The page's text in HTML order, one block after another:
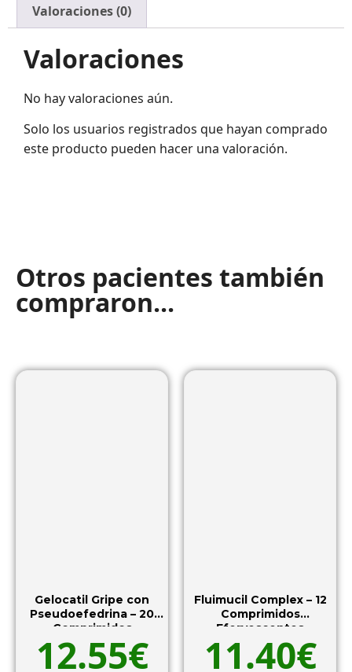
Valoraciones (0)
Valoraciones
No hay valoraciones aún.
Solo los usuarios registrados que hayan comprado
este producto pueden hacer una valoración.
Otros pacientes también
compraron...
Gelocatil Gripe con
Pseudoefedrina – 20
Comprimidos
12.55€
Fluimucil Complex – 12
Comprimidos
Efervescentes
11.40€